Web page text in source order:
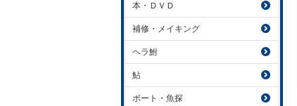
本・ＤＶＤ
補修・メイキング
ヘラ鮒
鮎
ボート・魚探